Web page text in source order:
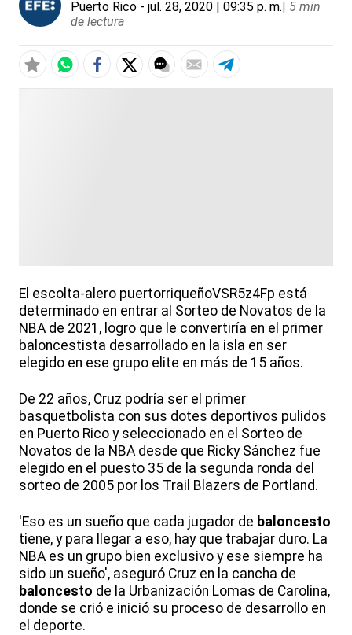
Puerto Rico - jul. 28, 2020 | 09:35 p. m.| 5 min
de lectura
El escolta-alero puertorriqueñoVSR5z4Fp está
determinado en entrar al Sorteo de Novatos de la
NBA de 2021, logro que le convertiría en el primer
baloncestista desarrollado en la isla en ser
elegido en ese grupo elite en más de 15 años.
De 22 años, Cruz podría ser el primer
basquetbolista con sus dotes deportivos pulidos
en Puerto Rico y seleccionado en el Sorteo de
Novatos de la NBA desde que Ricky Sánchez fue
elegido en el puesto 35 de la segunda ronda del
sorteo de 2005 por los Trail Blazers de Portland.
'Eso es un sueño que cada jugador de baloncesto
tiene, y para llegar a eso, hay que trabajar duro. La
NBA es un grupo bien exclusivo y ese siempre ha
sido un sueño', aseguró Cruz en la cancha de
baloncesto de la Urbanización Lomas de Carolina,
donde se crió e inició su proceso de desarrollo en
el deporte.